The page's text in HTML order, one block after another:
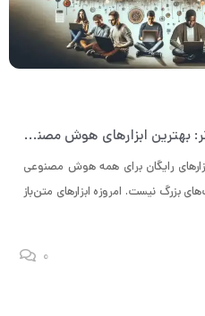
از چت‌بات تا بینایی کامپیوتر: بهترین ابزارهای هوش مصنوعی رایگان و متن باز
رایگان برای همه هوش مصنوعی
بزرگ نیست. امروزه ابزارهای متن‌باز
0